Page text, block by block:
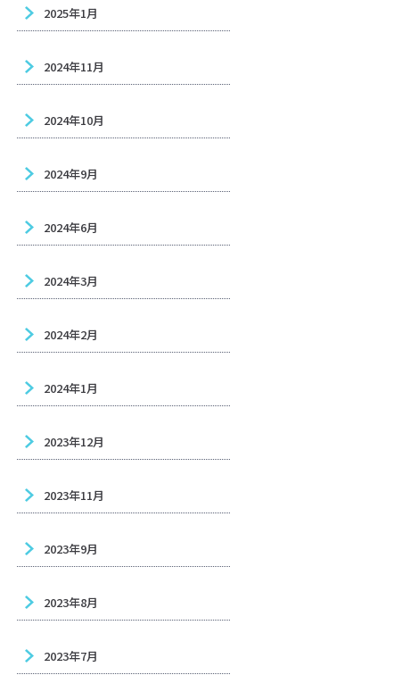
2025年1月
2024年11月
2024年10月
2024年9月
2024年6月
2024年3月
2024年2月
2024年1月
2023年12月
2023年11月
2023年9月
2023年8月
2023年7月